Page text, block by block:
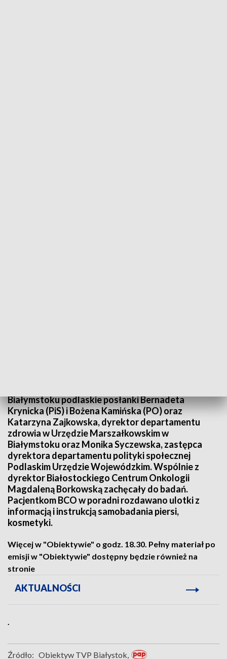
Białymstoku podlaskie posłanki Bernadeta
Krynicka (PiS) i Bożena Kamińska (PO) oraz
Katarzyna Zajkowska, dyrektor departamentu
zdrowia w Urzędzie Marszałkowskim w
Białymstoku oraz Monika Syczewska, zastępca
dyrektora departamentu polityki społecznej
Podlaskim Urzędzie Wojewódzkim. Wspólnie z
dyrektor Białostockiego Centrum Onkologii
Magdaleną Borkowską zachęcały do badań.
Pacjentkom BCO w poradni rozdawano ulotki z
informacją i instrukcją samobadania piersi,
kosmetyki.
Więcej w "Obiektywie" o godz. 18.30. Pełny materiał po
emisji w "Obiektywie" dostępny będzie również na
stronie
AKTUALNOŚCI
.
Źródło: Obiektyw TVP Białystok,